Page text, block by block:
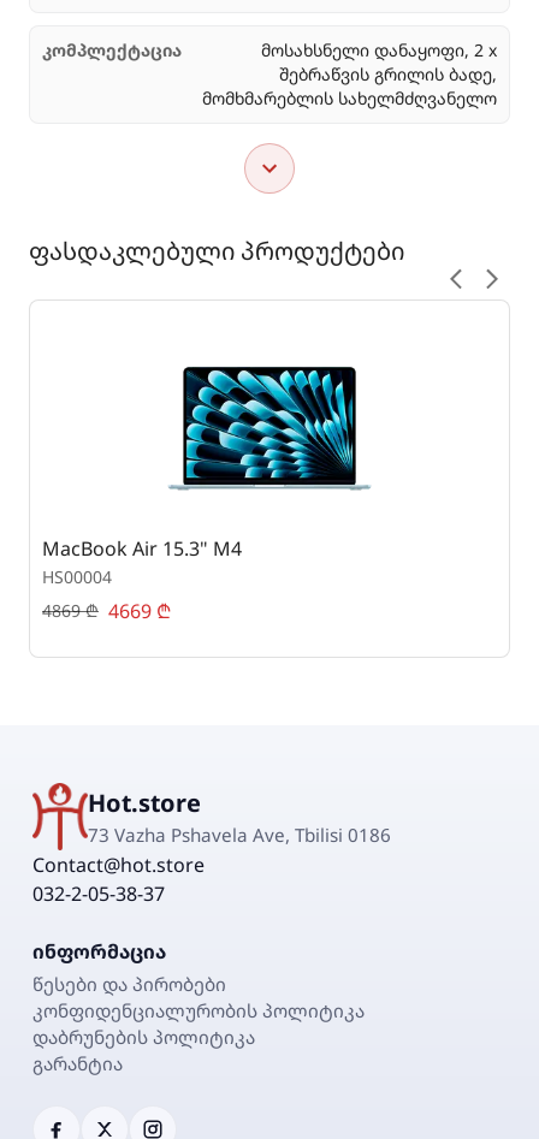
კომპლექტაცია
მოსახსნელი დანაყოფი, 2 x
შებრაწვის გრილის ბადე,
მომხმარებლის სახელმძღვანელო
ფასდაკლებული პროდუქტები
MacBook Air 15.3" M4
HS00004
4869₾ 4669 ₾
Hot.store
73 Vazha Pshavela Ave, Tbilisi 0186
Contact@hot.store
032-2-05-38-37
ინფორმაცია
წესები და პირობები
კონფიდენციალურობის პოლიტიკა
დაბრუნების პოლიტიკა
გარანტია